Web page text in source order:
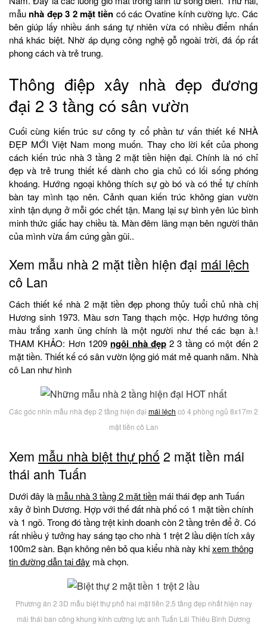
mẫu nhà đẹp 3 2 mặt tiền có các Ovatine kính cường lực. Các
bên giúp lấy nhiều ánh sáng tự nhiên vừa có nhiều điểm nhấn
nhá khác biệt. Nhờ áp dụng công nghệ gỗ ngoài trời, đá ốp rất
phong cách và trẻ trung.
Thông điệp xây nhà đẹp đương
đại 2 3 tầng có sân vườn
Cuối cùng kiến trúc sư công ty cổ phần tư vấn thiết kế NHÀ
ĐẸP MỚI Việt Nam mong muốn. Thay cho lời kết của phong
cách kiến trúc nhà 3 tầng 2 mặt tiền hiện đại. Chính là nó chỉ
đẹp và trẻ trung thiết kế dành cho gia chủ có lối sống phóng
khoáng. Hướng ngoại không thích sự gò bó và có thể tự chính
bàn tay mình tạo nên. Cảnh quan kiến trúc không gian vườn
xinh tận dụng ở mỗi góc chết tận. Mang lại sự bình yên lúc bình
minh thức giấc hay chiều tà. Màn đêm lãng mạn bên người thân
của mình vừa ấm cúng gần gũi..
Xem mẫu nhà 2 mặt tiền hiện đại mái lệch
cô Lan
Cách thiết kế nhà 2 mặt tiền đẹp phong thủy tuổi chủ nhà chị
Hương sinh 1973. Màu sơn Tang thạch mộc. Hợp hướng tông
màu trắng xanh ũng chính là một người như thế các bạn à.!
THAM KHẢO: Hơn 1209 ngôi nhà đẹp2 3 tầng có một đến 2
mặt tiền. Thiết kế có sân vườn lộng gió mát mẻ quanh năm. Nhà
cô Lan như hình
Các góc nhìn mẫu nhà đẹp 2 tầng hiện đại mái lệch có 4 phòng ngủ 8x17m 2
mặt tiền cô Lan
Xem mẫu nhà biệt thự phố 2 mặt tiền mái
thái anh Tuấn
Dưới đây là mẫu nhà 3 tầng 2 mặt tiền mái thái đẹp anh Tuấn
xây ở bình Dương. Hợp với thế đất nhà phố có 1 mặt tiền chính
và 1 ngõ. Trong đó tầng trệt kinh doanh còn 2 tầng trên để ở. Có
rất nhiều ý tưởng hay sáng tạo cho nhà 1 trệt 2 lầu diện tích xây
100m2 sàn. Bạn không nên bỏ qua kiểu nhà này khixem thông
tin đường dẫn tại đây mà chọn.
Phương án 2 3D mẫu biệt thự phố hai mặt tiền 2.5 tầng đẹp nhất hiện nay
mái thái ban công khung kính cường lực anh Tuấn Lái Thiêu Bình Dương